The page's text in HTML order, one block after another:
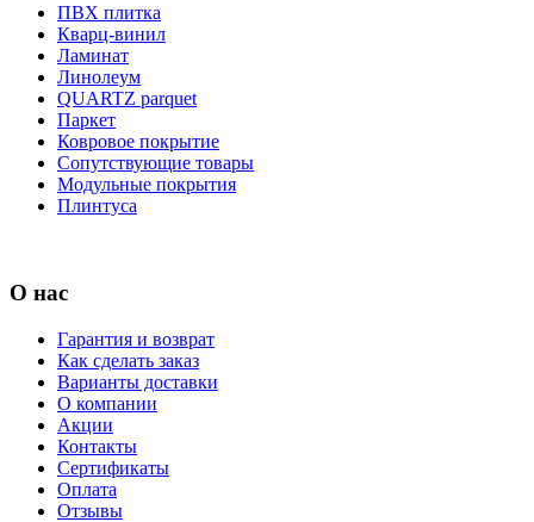
ПВХ плитка
Кварц-винил
Ламинат
Линолеум
QUARTZ parquet
Паркет
Ковровое покрытие
Сопутствующие товары
Модульные покрытия
Плинтуса
О нас
Гарантия и возврат
Как сделать заказ
Варианты доставки
О компании
Акции
Контакты
Сертификаты
Оплата
Отзывы